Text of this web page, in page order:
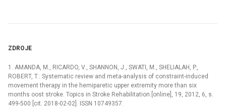
ZDROJE
1. AMANDA, M., RICARDO, V., SHANNON, J., SWATI, M., SHELIALAH, P.,
ROBERT, T.: Systematic review and meta-analysis of constraint-induced
movement therapy in the hemiparetic upper extremity more than six
months oost stroke. Topics in Stroke Rehabilitation [online], 19, 2012, 6, s.
499-500 [cit. 2018-02-02]. ISSN 10749357.